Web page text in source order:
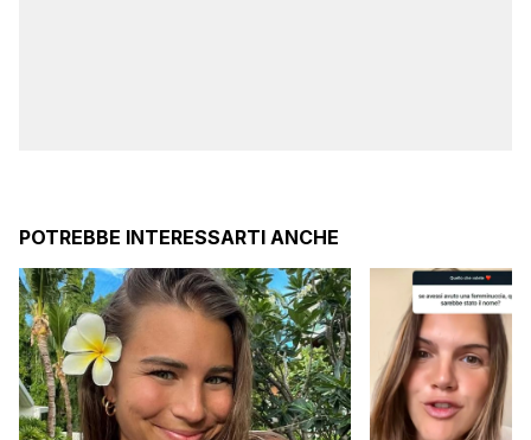
POTREBBE INTERESSARTI ANCHE